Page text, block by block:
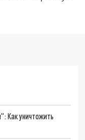
Как уничтожить